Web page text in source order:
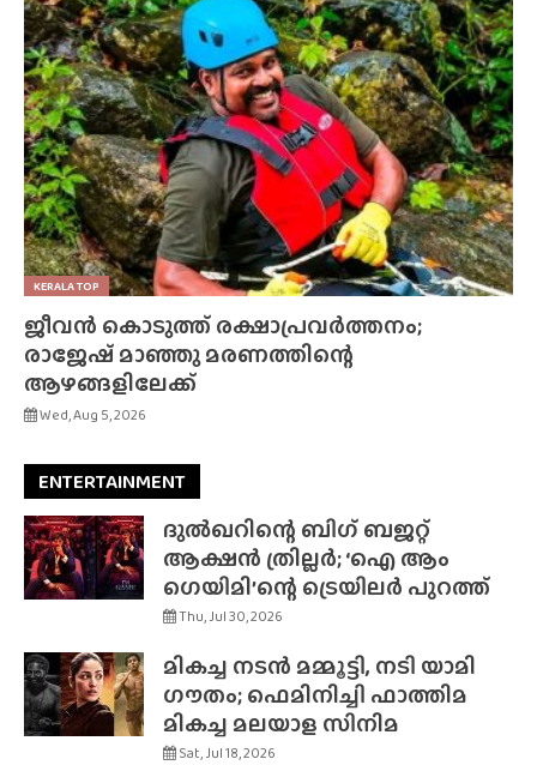
KERALA TOP
ജീവൻ കൊടുത്ത് രക്ഷാപ്രവർത്തനം;
രാജേഷ് മാഞ്ഞു മരണത്തിന്റെ
ആഴങ്ങളിലേക്ക്
Wed, Aug 5, 2026
ENTERTAINMENT
ദുൽഖറിന്റെ ബിഗ് ബജറ്റ്
ആക്ഷൻ ത്രില്ലർ; ‘ഐ ആം
ഗെയിമി’ന്റെ ട്രെയിലർ പുറത്ത്
Thu, Jul 30, 2026
മികച്ച നടൻ മമ്മൂട്ടി, നടി യാമി
ഗൗതം; ഫെമിനിച്ചി ഫാത്തിമ
മികച്ച മലയാള സിനിമ
Sat, Jul 18, 2026